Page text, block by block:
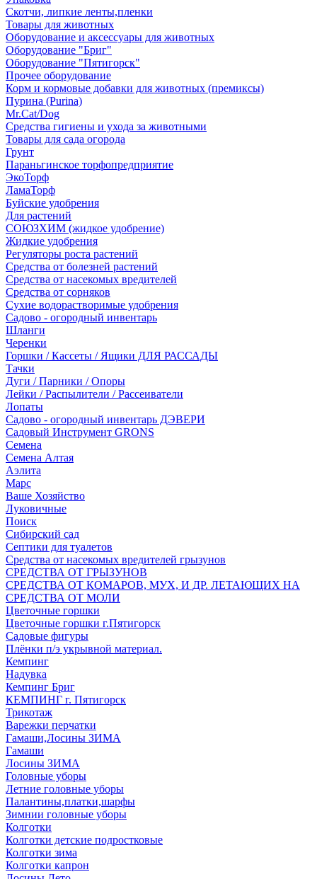
Скотчи, липкие ленты,пленки
Товары для животных
Оборудование и аксессуары для животных
Оборудование "Бриг"
Оборудование "Пятигорск"
Прочее оборудование
Корм и кормовые добавки для животных (премиксы)
Пурина (Purina)
Mr.Cat/Dog
Средства гигиены и ухода за животными
Товары для сада огорода
Грунт
Параньгинское торфопредприятие
ЭкоТорф
ЛамаТорф
Буйские удобрения
Для растений
СОЮЗХИМ (жидкое удобрение)
Жидкие удобрения
Регуляторы роста растений
Средства от болезней растений
Средства от насекомых вредителей
Средства от сорняков
Сухие водорастворимые удобрения
Садово - огородный инвентарь
Шланги
Черенки
Горшки / Кассеты / Ящики ДЛЯ РАССАДЫ
Тачки
Дуги / Парники / Опоры
Лейки / Распылители / Рассеиватели
Лопаты
Садово - огородный инвентарь ДЭВЕРИ
Садовый Инструмент GRONS
Семена
Семена Алтая
Аэлита
Марс
Ваше Хозяйство
Луковичные
Поиск
Сибирский сад
Септики для туалетов
Средства от насекомых вредителей грызунов
СPEДСТВА ОТ ГРЫЗУНОВ
СРЕДСТВА ОТ КОМАРОВ, МУХ, И ДР. ЛЕТАЮЩИХ НА
СРЕДСТВА ОТ МОЛИ
Цветочные горшки
Цветочные горшки г.Пятигорск
Садовые фигуры
Плёнки п/э укрывной материал.
Кемпинг
Надувка
Кемпинг Бриг
КЕМПИНГ г. Пятигорск
Трикотаж
Варежки перчатки
Гамаши,Лосины ЗИМА
Гамаши
Лосины ЗИМА
Головные уборы
Летние головные уборы
Палантины,платки,шарфы
Зимнии головные уборы
Колготки
Колготки детские подростковые
Колготки зима
Колготки капрон